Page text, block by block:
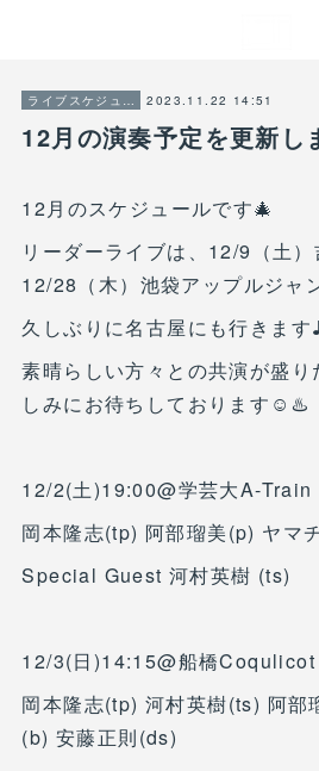
ライブスケジュール 2023.11.22 14:51
12月の演奏予定を更新し
12月のスケジュールです🎄
リーダーライブは、12/9（土）
12/28（木）池袋アップルジャ
久しぶりに名古屋にも行きます
素晴らしい方々との共演が盛
しみにお待ちしております☺️♨️
12/2(土)19:00@学芸大A-Train
岡本隆志(tp) 阿部瑠美(p) ヤマ
Special Guest 河村英樹 (ts)
12/3(日)14:15@船橋
岡本隆志(tp) 河村英樹(ts) 阿部
(b) 安藤正則(ds)